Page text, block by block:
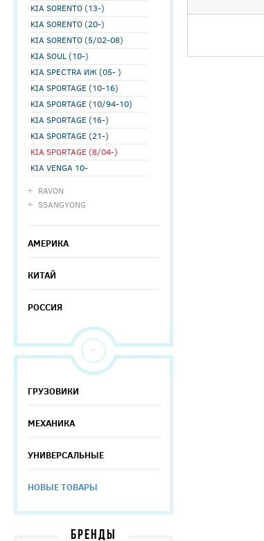
KIA SORENTO (13-)
KIA SORENTO (20-)
KIA SORENTO (5/02-08)
KIA SOUL (10-)
KIA SPECTRA ИЖ (05- )
KIA SPORTAGE (10-16)
KIA SPORTAGE (10/94-10)
KIA SPORTAGE (16-)
KIA SPORTAGE (21-)
KIA SPORTAGE (8/04-)
KIA VENGA 10-
RAVON
SSANGYONG
АМЕРИКА
КИТАЙ
РОССИЯ
ГРУЗОВИКИ
МЕХАНИКА
УНИВЕРСАЛЬНЫЕ
НОВЫЕ ТОВАРЫ
БРЕНДЫ